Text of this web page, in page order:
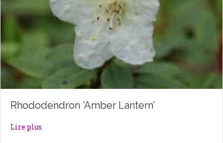
Rhododendron ‘Amber Lantern’
Lire plus